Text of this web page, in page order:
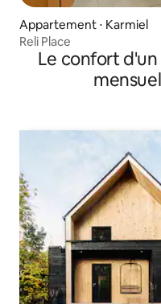
Appartement ⋅ Karmiel
Reli Place
Le confort